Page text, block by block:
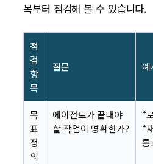
목부터 점검해 볼 수 있습니다.
점
검
항
목
질문 예
목
표
정
의
에이전트가 끝내야
할 작업이 명확한가?
“
“
통